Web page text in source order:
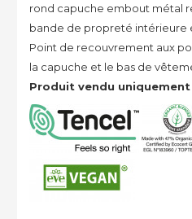
rond capuche embout métal
bande de propreté intérieure
Point de recouvrement aux
la capuche et le bas de
Produit vendu